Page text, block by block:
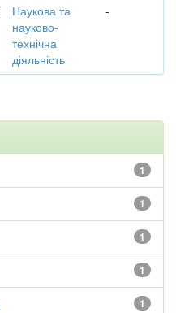
Наукова та
науково-
технічна
діяльність
-
1
1
1
1
1